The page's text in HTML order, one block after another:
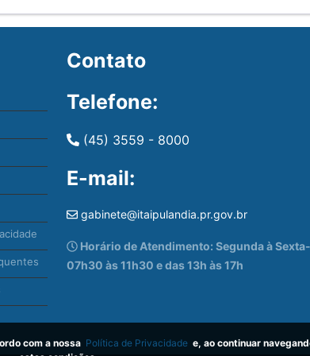
Contato
Telefone:
(45) 3559 - 8000
E-mail:
gabinete@itaipulandia.pr.gov.br
Horário de Atendimento: Segunda à
07h30 às 11h30 e das 13h às 17h
com a nossa Política de Privacidadee, ao continuar